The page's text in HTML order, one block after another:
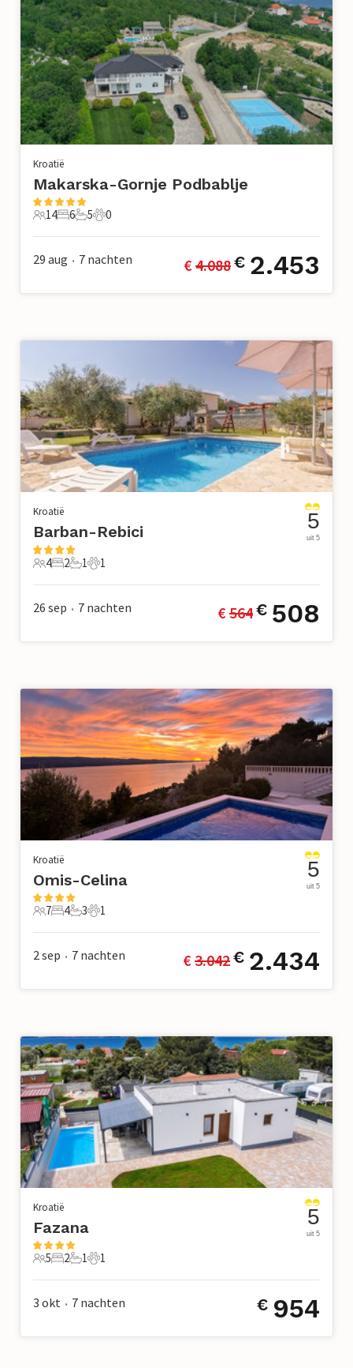
Kroatië
Makarska-Gornje Podbablje
14 Gasten
14
6 Slaapkamers
6
5 Badkamers
5
0 Huisdieren
0
29 aug • 7 nachten € 4.088€ 2.453
Kroatië
Barban-Rebici
4 Gasten
4
2 Slaapkamers
2
1 Badkamer
1
1 Huisdier
1
5
uit 5
26 sep • 7 nachten € 564€ 508
Kroatië
Omis-Celina
7 Gasten
7
4 Slaapkamers
4
3 Badkamers
3
1 Huisdier
1
5
uit 5
2 sep • 7 nachten € 3.042€ 2.434
Kroatië
Fazana
5 Gasten
5
2 Slaapkamers
2
1 Badkamer
1
1 Huisdier
1
5
uit 5
3 okt • 7 nachten € 954